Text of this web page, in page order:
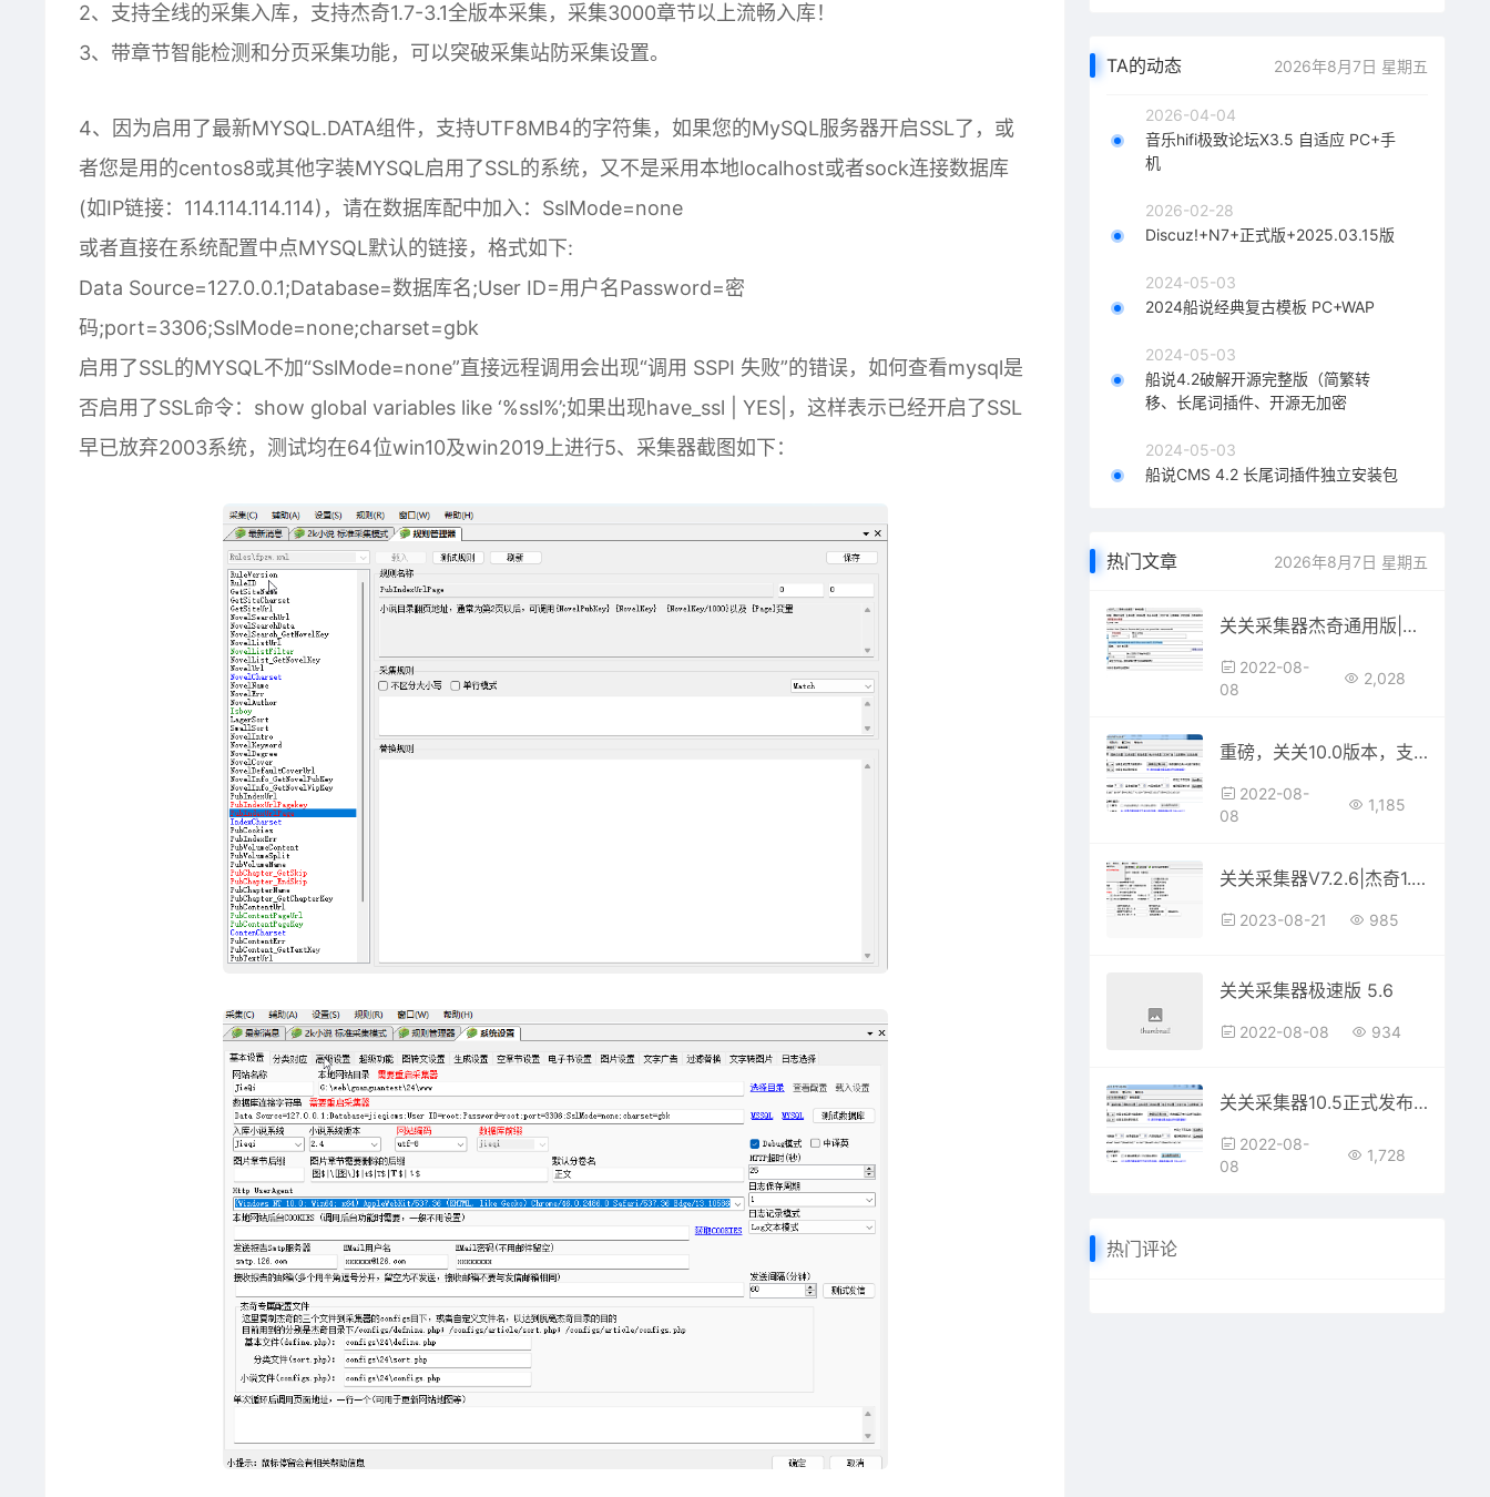
2、支持全线的采集入库，支持杰奇1.7-3.1全版本采集，采集3000章节以上流畅入库！
3、带章节智能检测和分页采集功能，可以突破采集站防采集设置。
4、因为启用了最新MYSQL.DATA组件，支持UTF8MB4的字符集，如果您的MySQL服务器开启SSL了，或
者您是用的centos8或其他字装MYSQL启用了SSL的系统，又不是采用本地localhost或者sock连接数据库
(如IP链接：114.114.114.114)，请在数据库配中加入：SslMode=none
或者直接在系统配置中点MYSQL默认的链接，格式如下:
Data Source=127.0.0.1;Database=数据库名;User ID=用户名Password=密
码;port=3306;SslMode=none;charset=gbk
启用了SSL的MYSQL不加“SslMode=none”直接远程调用会出现“调用 SSPI 失败”的错误，如何查看mysql是
否启用了SSL命令：show global variables like ‘%ssl%’;如果出现have_ssl | YES|，这样表示已经开启了SSL
早已放弃2003系统，测试均在64位win10及win2019上进行5、采集器截图如下：
TA的动态 2026年8月7日 星期五
2026-04-04
音乐hifi极致论坛X3.5 自适应 PC+手
机
2026-02-28
Discuz!+N7+正式版+2025.03.15版
2024-05-03
2024船说经典复古模板 PC+WAP
2024-05-03
船说4.2破解开源完整版（简繁转
移、长尾词插件、开源无加密
2024-05-03
船说CMS 4.2 长尾词插件独立安装包
热门文章 2026年8月7日 星期五
关关采集器杰奇通用版|杰奇论坛优化版V3.5|关关采集器3.5
2022-08-
08
2,028
重磅，关关10.0版本，支持替换章节、简洁化路径、章节修复、防采集、破防采集
2022-08-
08
1,185
关关采集器V7.2.6|杰奇1.7-3.1全版本采集器V7.2.6
2023-08-21 985
关关采集器极速版 5.6
2022-08-08 934
关关采集器10.5正式发布啦
2022-08-
08
1,728
热门评论